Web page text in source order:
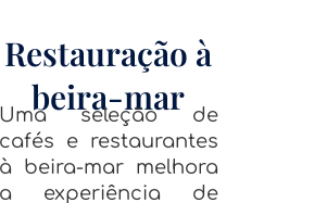
Restauração à
beira-mar
Uma seleção de
cafés e restaurantes
à beira-mar melhora
a experiência de